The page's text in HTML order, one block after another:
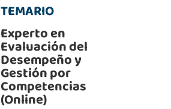
TEMARIO
Experto en
Evaluación del
Desempeño y
Gestión por
Competencias
(Online)